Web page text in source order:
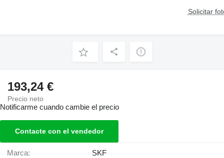
Solicitar
193,24 €
Precio neto
Notificarme cuando cambie el precio
Contacte con el vendedor
Marca: SKF